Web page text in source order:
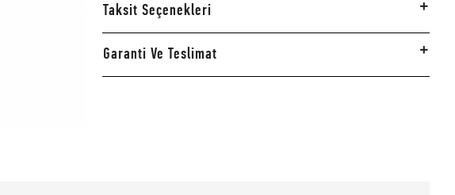
Taksit Seçenekleri
Garanti Ve Teslimat